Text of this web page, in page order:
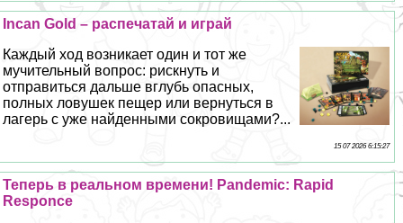
Incan Gold – распечатай и играй
Каждый ход возникает один и тот же
мучительный вопрос: рискнуть и
отправиться дальше вглубь опасных,
полных ловушек пещер или вернуться в
лагерь с уже найденными сокровищами?...
15 07 2026 6:15:27
Теперь в реальном времени! Pandemic: Rapid
Responce